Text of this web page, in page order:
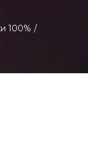
100% /